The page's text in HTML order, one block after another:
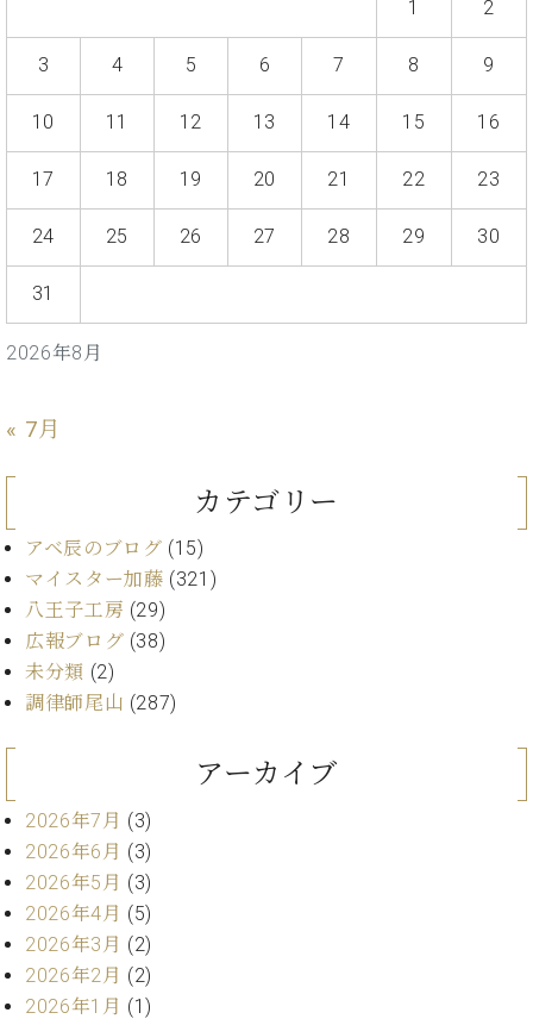
ノ
ベ
ュ
W.
ホ
フ
ン
ェ
ッ
シ
ョ
ナ
ル
W.
ェ
ジ
ア
ク
セン
内
(PDF)
お
問
い
合
わ
本
社
：
八
王
子
・
技
2026年8月
1 2
3 4 5 6 7 8 9
10 11 12 13 14 15 16
17 18 19 20 21 22 23
24 25 26 27 28 29 30
31
« 7月
カテゴリー
アベ辰のブログ (15)
マイスター加藤 (321)
八王子工房 (29)
広報ブログ (38)
未分類 (2)
調律師尾山 (287)
アーカイブ
2026年7月 (3)
2026年6月 (3)
2026年5月 (3)
2026年4月 (5)
2026年3月 (2)
2026年2月 (2)
2026年1月 (1)